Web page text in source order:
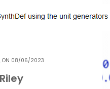
ON 08/06/2023